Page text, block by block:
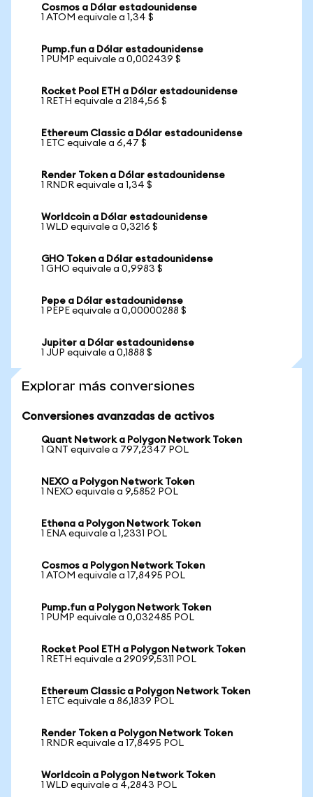
Cosmos a Dólar estadounidense
1 ATOM equivale a 1,34 $
Pump.fun a Dólar estadounidense
1 PUMP equivale a 0,002439 $
Rocket Pool ETH a Dólar estadounidense
1 RETH equivale a 2184,56 $
Ethereum Classic a Dólar estadounidense
1 ETC equivale a 6,47 $
Render Token a Dólar estadounidense
1 RNDR equivale a 1,34 $
Worldcoin a Dólar estadounidense
1 WLD equivale a 0,3216 $
GHO Token a Dólar estadounidense
1 GHO equivale a 0,9983 $
Pepe a Dólar estadounidense
1 PEPE equivale a 0,00000288 $
Jupiter a Dólar estadounidense
1 JUP equivale a 0,1888 $
Explorar más conversiones
Conversiones avanzadas de activos
Quant Network a Polygon Network Token
1 QNT equivale a 797,2347 POL
NEXO a Polygon Network Token
1 NEXO equivale a 9,5852 POL
Ethena a Polygon Network Token
1 ENA equivale a 1,2331 POL
Cosmos a Polygon Network Token
1 ATOM equivale a 17,8495 POL
Pump.fun a Polygon Network Token
1 PUMP equivale a 0,032485 POL
Rocket Pool ETH a Polygon Network Token
1 RETH equivale a 29099,5311 POL
Ethereum Classic a Polygon Network Token
1 ETC equivale a 86,1839 POL
Render Token a Polygon Network Token
1 RNDR equivale a 17,8495 POL
Worldcoin a Polygon Network Token
1 WLD equivale a 4,2843 POL